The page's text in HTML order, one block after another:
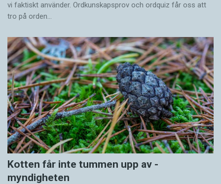
vi faktiskt använder. Ordkunskapsprov och ordquiz får oss att
tro på orden…
Kotten får inte tummen upp av ­
myndigheten